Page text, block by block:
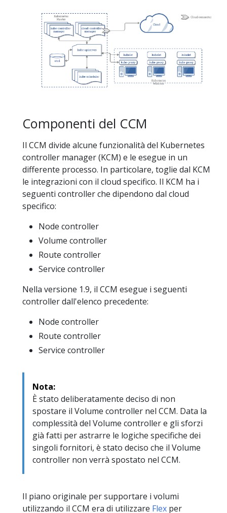
Componenti del CCM
Il CCM divide alcune funzionalità del Kubernetes
controller manager (KCM) e le esegue in un
differente processo. In particolare, toglie dal KCM
le integrazioni con il cloud specifico. Il KCM ha i
seguenti controller che dipendono dal cloud
specifico:
Node controller
Volume controller
Route controller
Service controller
Nella versione 1.9, il CCM esegue i seguenti
controller dall'elenco precedente:
Node controller
Route controller
Service controller
Nota:
È stato deliberatamente deciso di non
spostare il Volume controller nel CCM. Data la
complessità del Volume controller e gli sforzi
già fatti per astrarre le logiche specifiche dei
singoli fornitori, è stato deciso che il Volume
controller non verrà spostato nel CCM.
Il piano originale per supportare i volumi
utilizzando il CCM era di utilizzare Flex per